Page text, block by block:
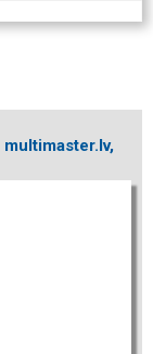
multimaster.lv,